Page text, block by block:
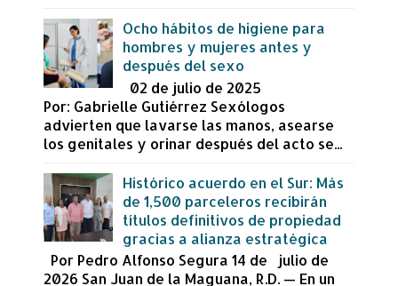
Ocho hábitos de higiene para
hombres y mujeres antes y
después del sexo
02 de julio de 2025
Por: Gabrielle Gutiérrez Sexólogos
advierten que lavarse las manos, asearse
los genitales y orinar después del acto se...
Histórico acuerdo en el Sur: Más
de 1,500 parceleros recibirán
títulos definitivos de propiedad
gracias a alianza estratégica
Por Pedro Alfonso Segura 14 de julio de
2026 San Juan de la Maguana, R.D. — En un